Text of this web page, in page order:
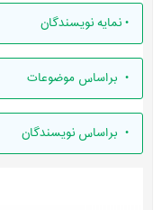
•نمایه نویسندگان
• براساس موضوعات
• براساس نویسندگان